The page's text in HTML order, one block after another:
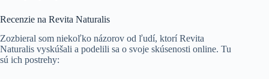
Recenzie na Revita Naturalis
Zozbieral som niekoľko názorov od ľudí, ktorí Revita
Naturalis vyskúšali a podelili sa o svoje skúsenosti online. Tu
sú ich postrehy: